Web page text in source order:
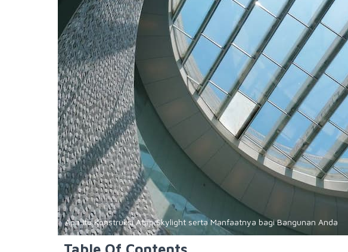
Apa Itu Konstruksi Atap Skylight serta Manfaatnya bagi Bangunan Anda